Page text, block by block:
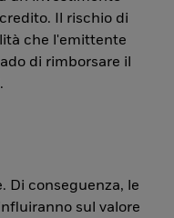
Il rischio di
che l'emittente
di rimborsare il
Di conseguenza, le
sul valore